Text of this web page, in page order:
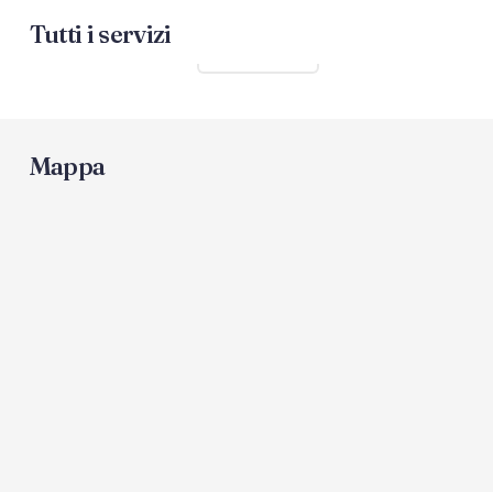
Tutti i servizi
Mappa